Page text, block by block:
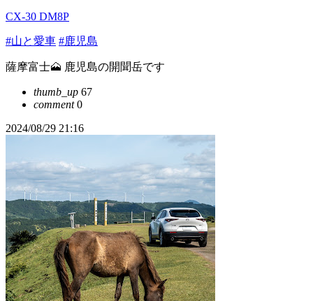
CX-30 DM8P
#山と愛車 #鹿児島
薩摩富士🗻 鹿児島の開聞岳です
thumb_up 67
comment0
2024/08/29 21:16